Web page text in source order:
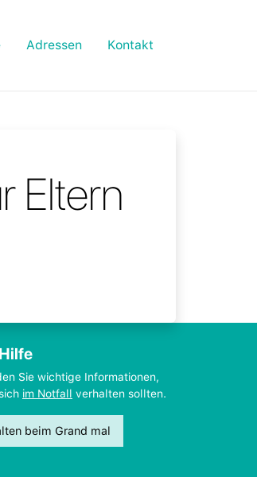
Adressen Kontakt
Eltern
Sie wichtige Informationen,
im Notfall verhalten sollten.
beim Grand mal